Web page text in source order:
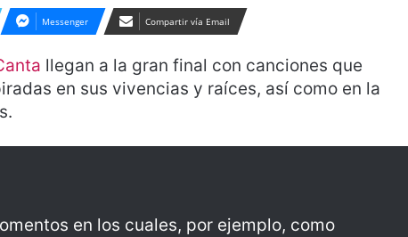
Messenger Compartir vía Email
llegan a la gran final con canciones que
en sus vivencias y raíces, así como en la
en los cuales, por ejemplo, como